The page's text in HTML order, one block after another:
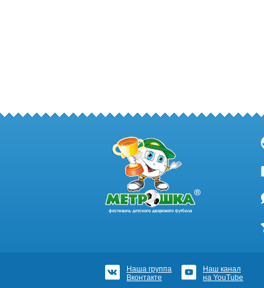
Наша группа
Вконтакте
Наш канал
на YouTube